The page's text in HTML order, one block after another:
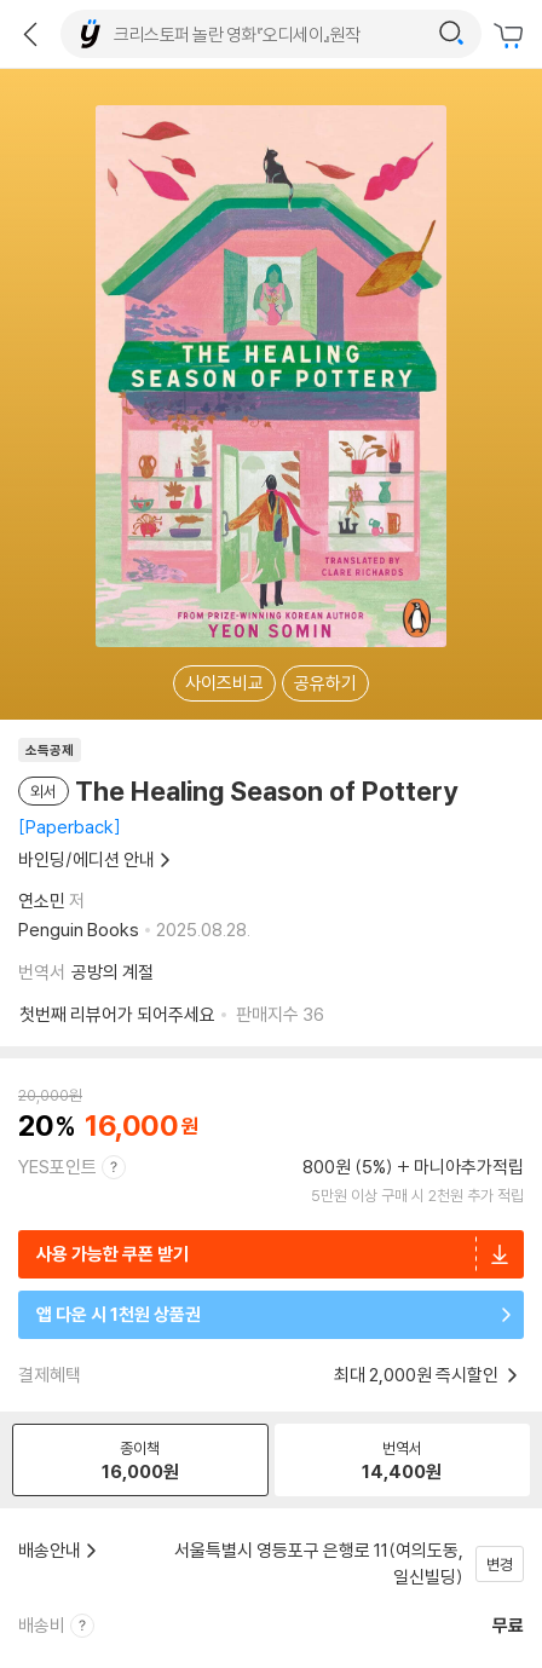
사이즈비교 공유하기
소득공제
외서 The Healing Season of Pottery
Paperback
바인딩/에디션 안내
연소민 저
Penguin Books
2025.08.28.
번역서 공방의 계절
첫번째 리뷰어가 되어주세요
판매지수 36
20,000원
20 16,000
YES포인트 800원 (5%) 마니아추가적립
5만원 이상 구매 시 2천원 추가 적립
사용 가능한 쿠폰 받기
앱 다운 시 1천원 상품권
결제혜택 최대 2,000원 즉시할인
종이책
16,000원
번역서
14,400원
배송안내
서울특별시 영등포구 은행로 11(여의도동,
일신빌딩)
변경
배송비 무료